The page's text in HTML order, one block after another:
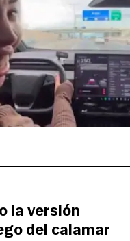
la versión
del calamar